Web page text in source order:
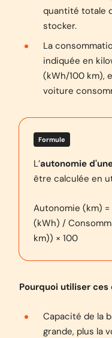
quantité totale
stocker.
La
indiquée en
(kWh/100 km),
voiture
Formule
L’autonomie
être calculée en
Autonomie (km)
(kWh) /
km)) × 100
Pourquoi utiliser ces
Capacité de la
grande, plus la